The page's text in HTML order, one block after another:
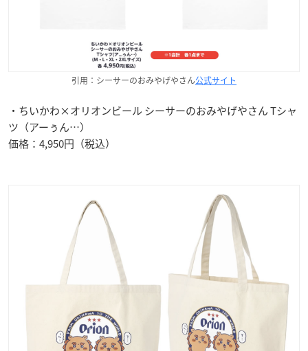
引用：シーサーのおみやげやさん公式サイト
・ちいかわ×オリオンビール シーサーのおみやげやさん Tシャ
ツ（アーぅん…）
価格：4,950円（税込）